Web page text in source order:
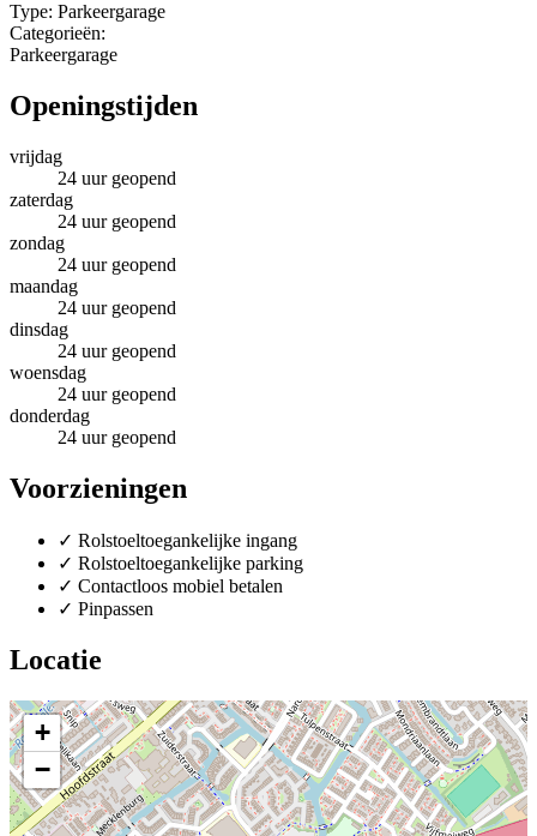
Type: Parkeergarage
Categorieën:
Parkeergarage
Openingstijden
vrijdag
24 uur geopend
zaterdag
24 uur geopend
zondag
24 uur geopend
maandag
24 uur geopend
dinsdag
24 uur geopend
woensdag
24 uur geopend
donderdag
24 uur geopend
Voorzieningen
✓ Rolstoeltoegankelijke ingang
✓ Rolstoeltoegankelijke parking
✓ Contactloos mobiel betalen
✓ Pinpassen
Locatie
+
−